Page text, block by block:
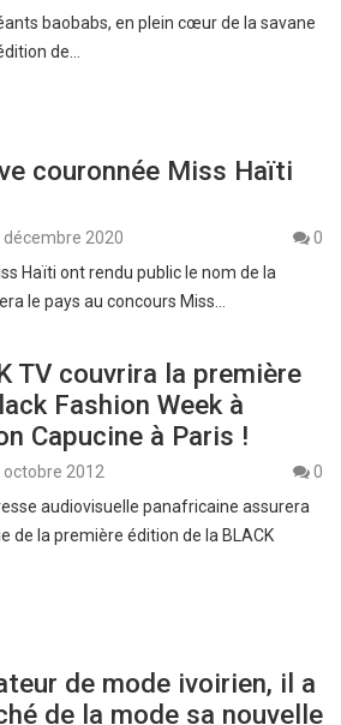
baobabs, en plein cœur de la savane
de…
couronnée Miss Haïti
décembre 2020
0
Haïti ont rendu public le nom de la
le pays au concours Miss…
TV couvrira la première
Fashion Week à
Capucine à Paris !
octobre 2012
0
audiovisuelle panafricaine assurera
de la première édition de la BLACK
de mode ivoirien, il a
de la mode sa nouvelle